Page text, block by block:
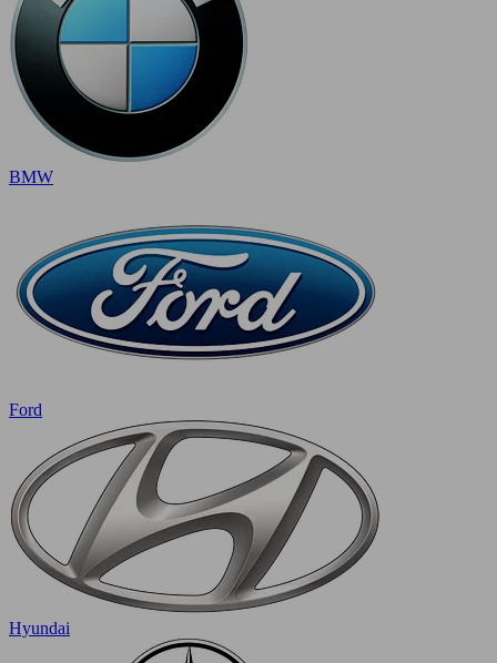
BMW
Ford
Hyundai